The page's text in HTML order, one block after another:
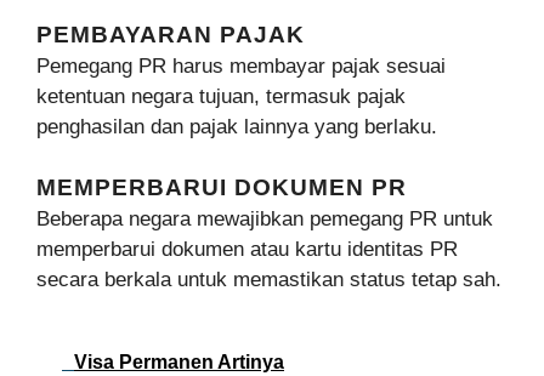
PEMBAYARAN PAJAK
Pemegang PR harus membayar pajak sesuai
ketentuan negara tujuan, termasuk pajak
penghasilan dan pajak lainnya yang berlaku.
MEMPERBARUI DOKUMEN PR
Beberapa negara mewajibkan pemegang PR untuk
memperbarui dokumen atau kartu identitas PR
secara berkala untuk memastikan status tetap sah.
Visa Permanen Artinya